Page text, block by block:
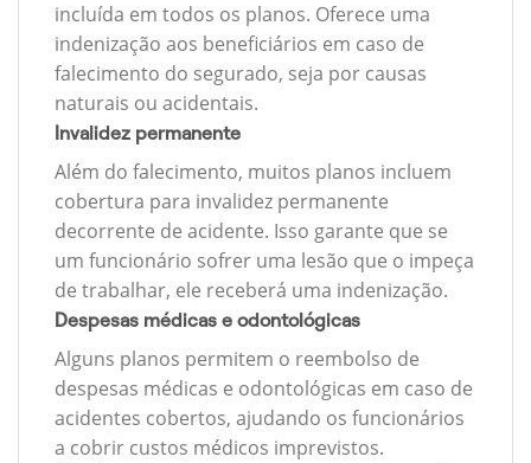
incluída em todos os planos. Oferece uma
indenização aos beneficiários em caso de
falecimento do segurado, seja por causas
naturais ou acidentais.
Invalidez permanente
Além do falecimento, muitos planos incluem
cobertura para invalidez permanente
decorrente de acidente. Isso garante que se
um funcionário sofrer uma lesão que o impeça
de trabalhar, ele receberá uma indenização.
Despesas médicas e odontológicas
Alguns planos permitem o reembolso de
despesas médicas e odontológicas em caso de
acidentes cobertos, ajudando os funcionários
a cobrir custos médicos imprevistos.